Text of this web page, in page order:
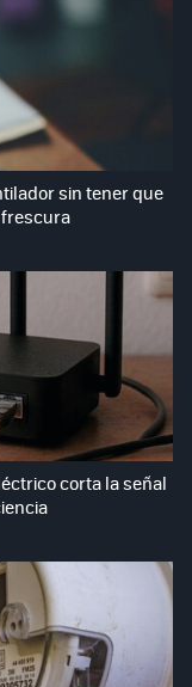
sin tener que
frescura
corta la señal